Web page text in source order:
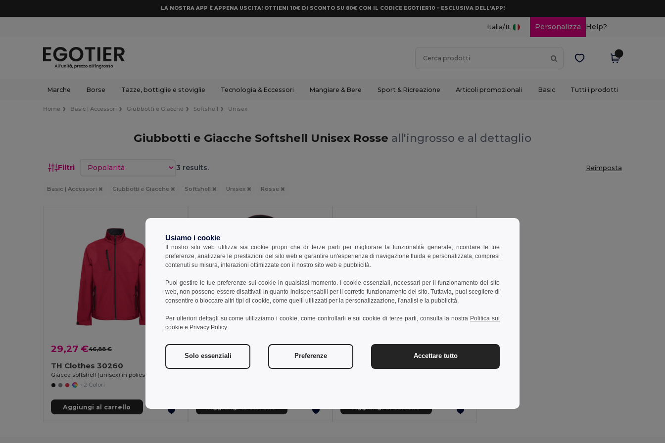
LA NOSTRA APP È APPENA USCITA! OTTIENI 10€ DI SCONTO SU 80€ CON IL CODICE EGOTIER10 – ESCLUSIVA DELL’APP!
Italia/It Personalizza Help?
Marche Borse Tazze, bottiglie e stoviglie Tecnologia & Eccessori Mangiare & Bere Sport & Ricreazione Articoli promozionali Basic Tutti i prodotti
Home Basic | Accessori Giubbotti e Giacche Softshell Unisex
Giubbotti e Giacche Softshell Unisex Rosse all'ingrosso e al dettaglio
Filtri Ordina per 3 results. Reimposta
Basic | Accessori Giubbotti e Giacche Softshell Unisex Rosse
29,27 €46,88 € -38%
TH Clothes 30260
+2 Colori
Aggiungi al carrello
23,66 € 36,20 €
TH Clothes 30252
23,10 €
Velilla 36136
Usiamo i cookie
Il nostro sito web utilizza sia cookie propri che di terze parti per migliorare la funzionalità generale, ricordare le tue
preferenze, analizzare le prestazioni del sito web e garantire un'esperienza di navigazione fluida e personalizzata, compresi
contenuti su misura, interazioni ottimizzate con il nostro sito web e pubblicità.
Puoi gestire le tue preferenze sui cookie in qualsiasi momento. I cookie essenziali, necessari per il funzionamento del sito
web, non possono essere disattivati in quanto indispensabili per il corretto funzionamento del sito. Tuttavia, puoi scegliere di
consentire o bloccare altri tipi di cookie, come quelli utilizzati per la personalizzazione, l'analisi e la pubblicità.
Per ulteriori dettagli su come utilizziamo i cookie, come controllarli e sui cookie di terze parti, consulta la nostra Politica sui
cookie e Privacy Policy.
Solo essenziali Preferenze Accettare tutto